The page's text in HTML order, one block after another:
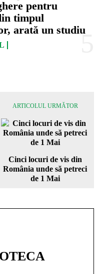
pentru
timpul
arată un studiu
ARTICOLUL URMĂTOR
Cinci locuri de vis din
România unde să petreci
de 1 Mai